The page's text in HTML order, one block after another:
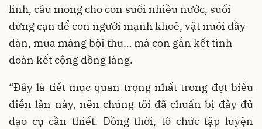
linh, cầu mong cho con suối nhiều nước, suối
đừng cạn để con người mạnh khoẻ, vật nuôi đầy
đàn, mùa màng bội thu… mà còn gắn kết tình
đoàn kết cộng đồng làng.
“Đây là tiết mục quan trọng nhất trong đợt biểu
diễn lần này, nên chúng tôi đã chuẩn bị đầy đủ
đạo cụ cần thiết. Đồng thời, tổ chức tập luyện